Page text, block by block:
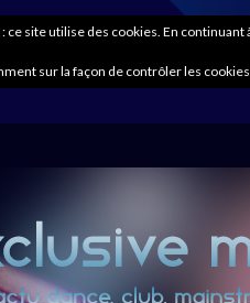
ce site utilise des cookies. En
sur la façon de contrôler les